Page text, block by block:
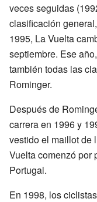
veces seguidas
clasificación
1995, La Vuelta
septiembre. Ese
también todas las
Rominger.
Después de
carrera en 1996 y
vestido el maillot de
Vuelta comenzó por
Portugal.
En 1998, los